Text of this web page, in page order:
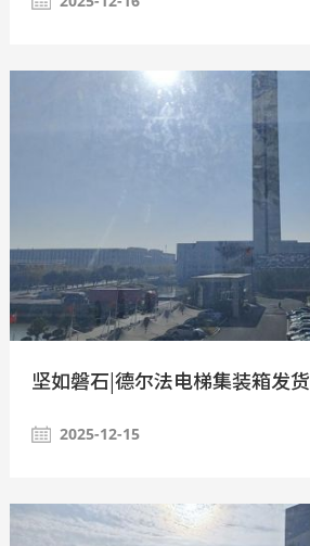
坚如磐石|德尔法电梯集装箱发货
2025-12-15